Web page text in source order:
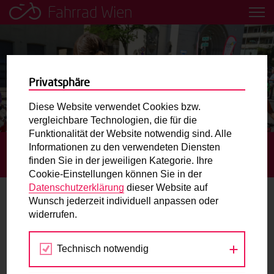
Fahrrad Wien
Leih dir einfach ein Transportfahrrad in deiner Nähe aus!
Mobilitätsbildung für Kinder und
Jugendliche
Radweg-Projektkarte
Routenplaner
Mit dem Fahrrad in Wien unterwegs? Hier finden Sie die
beste Route.
Wunschbox
Sie haben ein Anliegen zum Radverkehr? Schreiben Sie
STARTSEITE TERMINE
GRATIS RADFAHRTRAINING AM
RADÜBUNGSPLATZ AM SCHÖPFWERK
18.
JUL
2026
Privatsphäre
Diese Website verwendet Cookies bzw.
vergleichbare Technologien, die für die
Funktionalität der Website notwendig sind. Alle
Informationen zu den verwendeten Diensten
finden Sie in der jeweiligen Kategorie. Ihre
Cookie-Einstellungen können Sie in der
Datenschutzerklärung dieser Website auf
Wunsch jederzeit individuell anpassen oder
widerrufen.
Technisch notwendig